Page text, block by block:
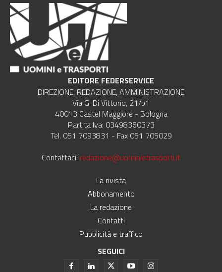
EDITORE FEDERSERVICE
DIREZIONE, REDAZIONE, AMMINISTRAZIONE
Via G. Di Vittorio, 21/b1
40013 Castel Maggiore - Bologna
Partita Iva: 03498360373
Tel. 051 7093831 - Fax 051 705029
Contattaci: redazione@uominietrasporti.it
La rivista
Abbonamento
La redazione
Contatti
Pubblicità e traffico
SEGUICI